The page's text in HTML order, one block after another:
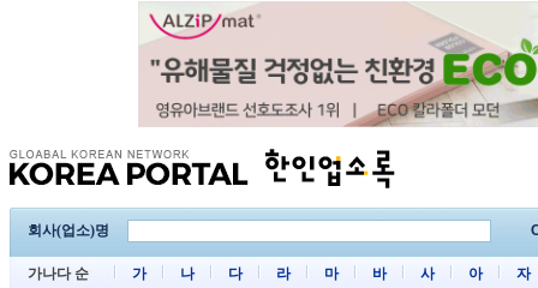
회사(업소)명
가나다 순 가 나 다 라 마 바 사 아 자